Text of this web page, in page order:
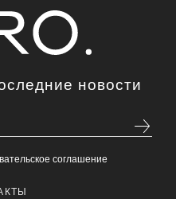
новости
соглашение